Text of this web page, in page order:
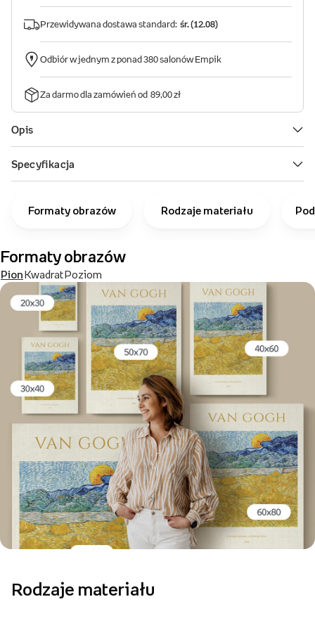
Formaty obrazów Rodzaje materiału
Formaty obrazów
PionKwadratPoziom
Rodzaje materiału